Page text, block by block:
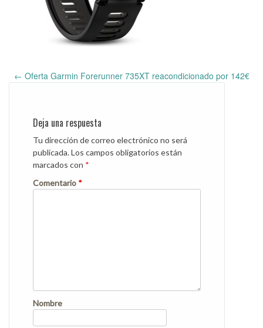
Post
← Oferta Garmin Forerunner 735XT reacondicionado por 142€
Deja una respuesta
Tu dirección de correo electrónico no será
publicada.Los campos obligatorios están
marcados con *
Comentario *
Nombre